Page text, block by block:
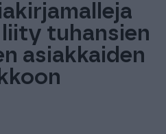
tuhansien
asiakkaiden